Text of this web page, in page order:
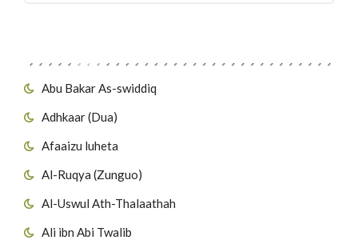
Abu Bakar As-swiddiq
Adhkaar (Dua)
Afaaizu luheta
Al-Ruqya (Zunguo)
Al-Uswul Ath-Thalaathah
Ali ibn Abi Twalib